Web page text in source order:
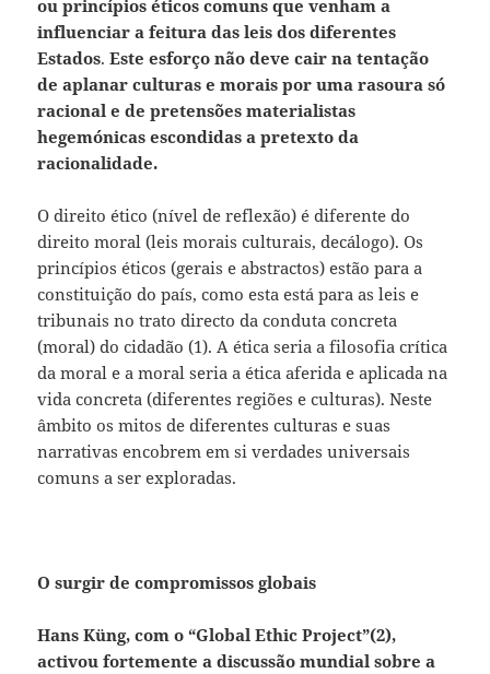
ou princípios éticos comuns que venham a
influenciar a feitura das leis dos diferentes
Estados.Este esforço não deve cair na tentação
de aplanar culturas e morais por uma rasoura só
racional e de pretensões materialistas
hegemónicas escondidas a pretexto da
racionalidade.
O direito ético (nível de reflexão) é diferente do
direito moral (leis morais culturais, decálogo). Os
princípios éticos (gerais e abstractos) estão para a
constituição do país, como esta está para as leis e
tribunais no trato directo da conduta concreta
(moral) do cidadão (1). A ética seria a filosofia crítica
da moral e a moral seria a ética aferida e aplicada na
vida concreta (diferentes regiões e culturas). Neste
âmbito os mitos de diferentes culturas e suas
narrativas encobrem em si verdades universais
comuns a ser exploradas.
O surgir de compromissos globais
Hans Küng, com o “Global Ethic Project”(2),
activou fortemente a discussão mundial sobre a